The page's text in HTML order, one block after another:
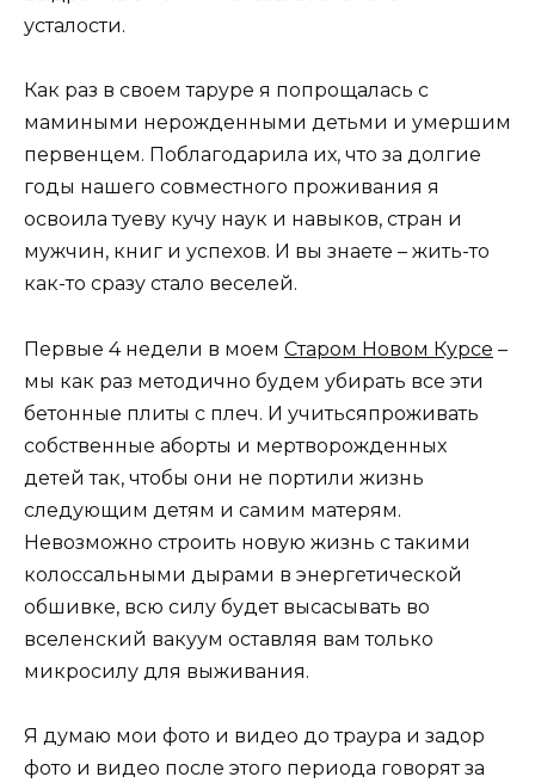
усталости.
Как раз в своем таруре я попрощалась с
мамиными нерожденными детьми и умершим
первенцем. Поблагодарила их, что за долгие
годы нашего совместного проживания я
освоила туеву кучу наук и навыков, стран и
мужчин, книг и успехов. И вы знаете – жить-то
как-то сразу стало веселей.
Первые 4 недели в моем Старом Новом Курсе –
мы как раз методично будем убирать все эти
бетонные плиты с плеч. И учитьсяпроживать
собственные аборты и мертворожденных
детей так, чтобы они не портили жизнь
следующим детям и самим матерям.
Невозможно строить новую жизнь с такими
колоссальными дырами в энергетической
обшивке, всю силу будет высасывать во
вселенский вакуум оставляя вам только
микросилу для выживания.
Я думаю мои фото и видео до траура и задор
фото и видео после этого периода говорят за